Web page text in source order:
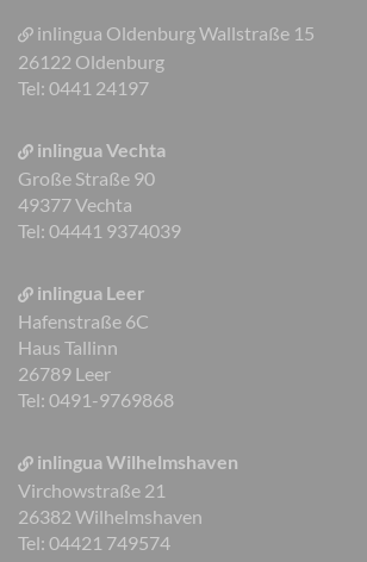
inlingua OldenburgWallstraße 15
26122 Oldenburg
Tel: 0441 24197
inlingua Vechta
Große Straße 90
49377 Vechta
Tel: 04441 9374039
inlingua Leer
Hafenstraße 6C
Haus Tallinn
26789 Leer
Tel: 0491-9769868
inlingua Wilhelmshaven
Virchowstraße 21
26382 Wilhelmshaven
Tel: 04421 749574